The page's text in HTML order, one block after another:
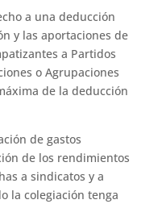
a una deducción
y las aportaciones de
a Partidos
o Agrupaciones
de la deducción
de gastos
de los rendimientos
a sindicatos y a
la colegiación tenga